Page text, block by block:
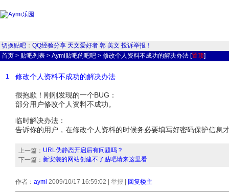
切换贴吧 ： QQ经验分享 天文爱好者 郭 美文 投诉举报！
首页 > 贴吧列表 > Aymi贴吧的吧吧 > 修改个人资料不成功的解决办法 [置顶]
1 修改个人资料不成功的解决办法
很抱歉！刚刚发现的一个BUG：
部分用户修改个人资料不成功。
临时解决办法：
告诉你的用户，在修改个人资料的时候务必要填写好密码保护信息
上一篇： URL伪静态开启后有问题吗？
下一篇： 新安装的网站创建不了贴吧请来这里看
作者： aymi 2009/10/17 16:59:02 举报 回复楼主